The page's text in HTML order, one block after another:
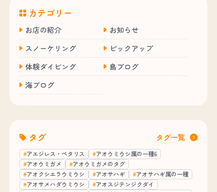
カテゴリー
お店の紹介
お知らせ
スノーケリング
ピックアップ
体験ダイビング
島ブログ
海ブログ
タグ タグ一覧
アエジレス・ペタリス
アオウミウシ属の一種6
アオウミガメ
アオウミガメのタグ
アオクシエラウミウシ
アオサハギ
アオサハギ属の一種
アオサメハダウミウシ
アオスジテンジクダイ